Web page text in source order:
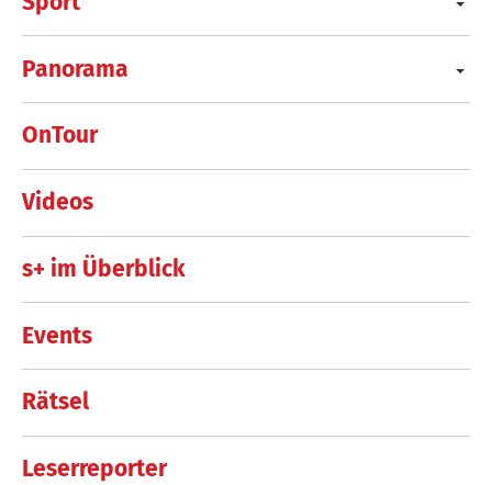
Panorama
OnTour
Videos
s+ im Überblick
Events
Rätsel
Leserreporter